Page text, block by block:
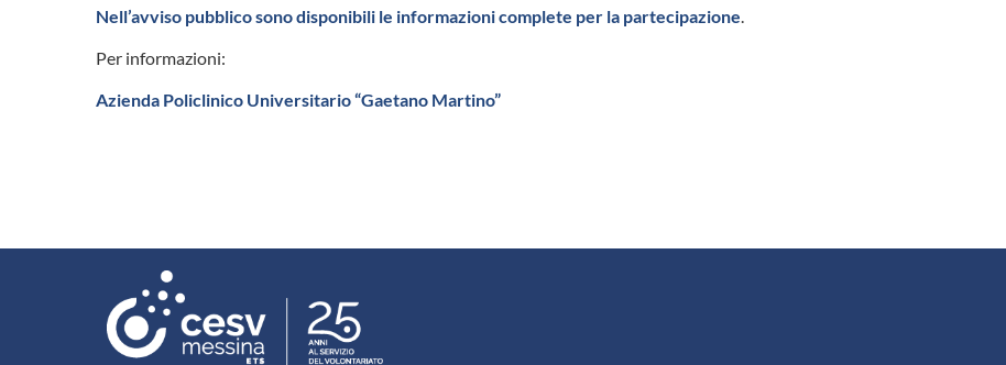
Nell’avviso pubblico sono disponibili le informazioni complete per la partecipazione.
Per informazioni:
Azienda Policlinico Universitario “Gaetano Martino”